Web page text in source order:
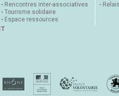
Rencontres inter-associatives
Tourisme solidaire
Espace ressources